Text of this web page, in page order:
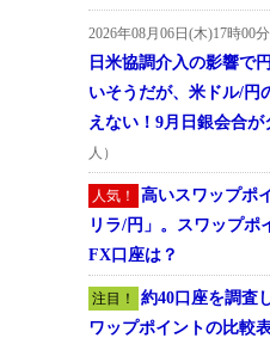
2026年08月06日(木)17時00
日米協調介入の影響で
いそうだが、米ドル/円
えない！9月日銀会合
人）
人気！
高いスワップポ
リラ/円」。スワップポ
FX口座は？
注目！
約40口座を調査
ワップポイントの比較